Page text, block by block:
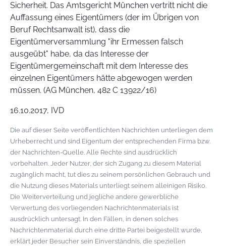
Sicherheit. Das Amtsgericht München vertritt nicht die
Auffassung eines Eigentümers (der im Übrigen von
Beruf Rechtsanwalt ist), dass die
Eigentümerversammlung "ihr Ermessen falsch
ausgeübt" habe, da das Interesse der
Eigentümergemeinschaft mit dem Interesse des
einzelnen Eigentümers hätte abgewogen werden
müssen. (AG München, 482 C 13922/16)
16.10.2017, IVD
Die auf dieser Seite veröffentlichten Nachrichten unterliegen dem
Urheberrecht und sind Eigentum der entsprechenden Firma bzw.
der Nachrichten-Quelle. Alle Rechte sind ausdrücklich
vorbehalten. Jeder Nutzer, der sich Zugang zu diesem Material
zugänglich macht, tut dies zu seinem persönlichen Gebrauch und
die Nutzung dieses Materials unterliegt seinem alleinigen Risiko.
Die Weiterverteilung und jegliche andere gewerbliche
Verwertung des vorliegenden Nachrichtenmaterials ist
ausdrücklich untersagt. In den Fällen, in denen solches
Nachrichtenmaterial durch eine dritte Partei beigestellt wurde,
erklärt jeder Besucher sein Einverständnis, die speziellen